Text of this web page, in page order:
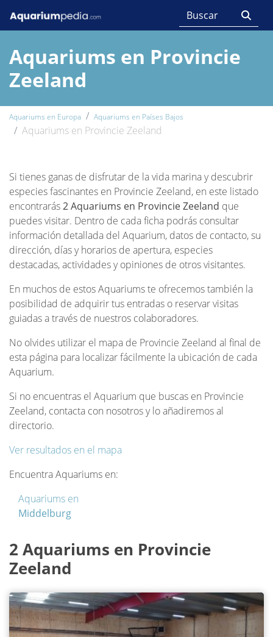
Aquariums en Provincie
Zeeland
Aquariums en Europa Aquariums en Países Bajos
Aquariums en Provincie Zeeland
Si tienes ganas de disfrutar de la vida marina y descubrir
especies fascinantes en Provincie Zeeland, en este listado
encontrarás2 Aquariums en Provincie Zeeland que
puedes visitar. Dentro de cada ficha podrás consultar
información detallada del Aquarium, datos de contacto, su
dirección, días y horarios de apertura, especies
destacadas, actividades y opiniones de otros visitantes.
En muchos de estos Aquariums te ofrecemos también la
posibilidad de adquirir tus entradas o reservar visitas
guiadas a través de nuestros colaboradores.
No olvides utilizar el mapa de Provincie Zeeland al final de
esta página para localizar fácilmente la ubicación de cada
Aquarium.
Si no encuentras el Aquarium que buscas en Provincie
Zeeland, contacta con nosotros y lo añadiremos al
directorio.
Ver resultados en el mapa
Encuentra Aquariums en:
Aquariums en
Middelburg
2 Aquariums en Provincie
Zeeland